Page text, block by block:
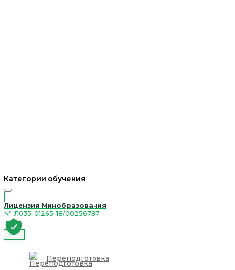
Категории обучения
Лицензия Минобразования
№ Л035-01265-18/00256787
Переподготовка